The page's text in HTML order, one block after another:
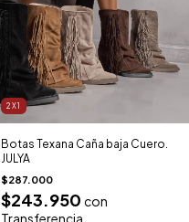
2X1
Botas Texana Caña baja Cuero.
JULYA
$287.000
$243.950 con
Transferencia